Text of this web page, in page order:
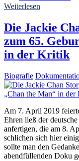
Weiterlesen
Die Jackie
zum 65.
in der Kritik
Biografie
Am 7. April 2019
Ehren ließ der
anfertigen, die am 8.
schlichen sich hier
sollte man den
abendfüllenden Doku